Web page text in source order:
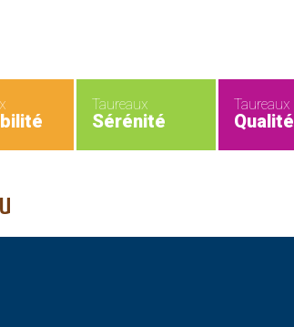
Taureaux
Sérénité
Taureaux
Qualité